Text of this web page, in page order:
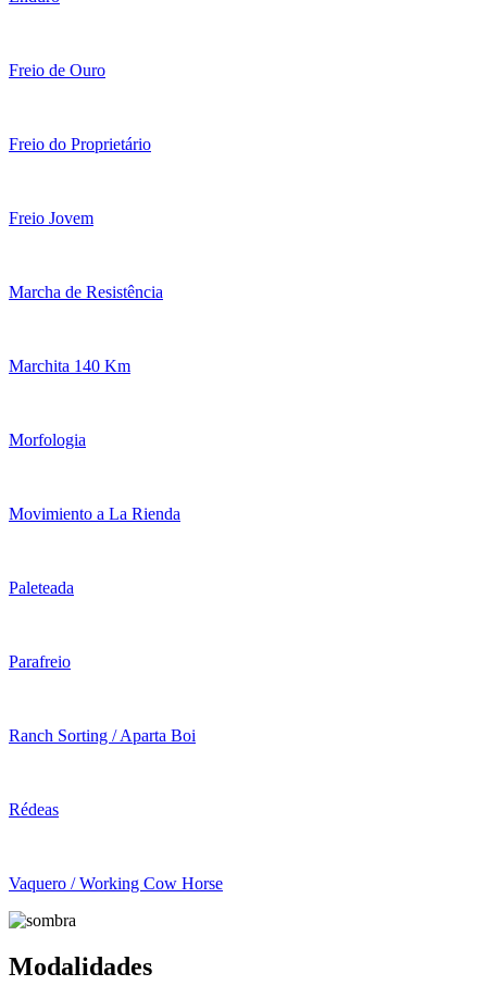
Freio de Ouro
Freio do Proprietário
Freio Jovem
Marcha de Resistência
Marchita 140 Km
Morfologia
Movimiento a La Rienda
Paleteada
Parafreio
Ranch Sorting / Aparta Boi
Rédeas
Vaquero / Working Cow Horse
Modalidades